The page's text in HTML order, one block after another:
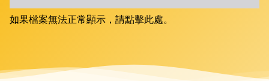
如果檔案無法正常顯示，請點擊此處。